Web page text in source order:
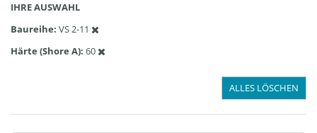
IHRE AUSWAHL
Baureihe VS 2-11
Härte (Shore A) 60
ALLES LÖSCHEN